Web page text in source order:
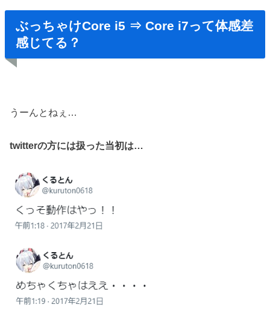
ぶっちゃけCore i5 ⇒ Core i7って体感差
感じてる？
うーんとねぇ…
twitterの方には扱った当初は…